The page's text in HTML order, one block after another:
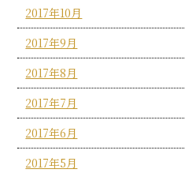
2017年10月
2017年9月
2017年8月
2017年7月
2017年6月
2017年5月